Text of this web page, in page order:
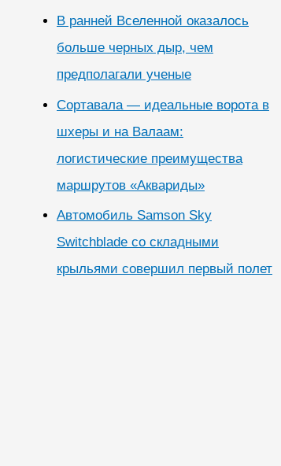
В ранней Вселенной оказалось
больше черных дыр, чем
предполагали ученые
Сортавала — идеальные ворота в
шхеры и на Валаам:
логистические преимущества
маршрутов «Аквариды»
Автомобиль Samson Sky
Switchblade со складными
крыльями совершил первый полет